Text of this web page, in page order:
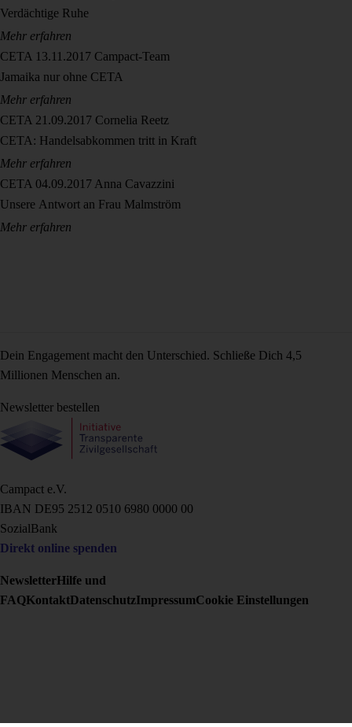
Verdächtige Ruhe
Mehr erfahren
CETA 13.11.2017 Campact-Team
Jamaika nur ohne CETA
Mehr erfahren
CETA 21.09.2017 Cornelia Reetz
CETA: Handelsabkommen tritt in Kraft
Mehr erfahren
CETA 04.09.2017 Anna Cavazzini
Unsere Antwort an Frau Malmström
Mehr erfahren
Dein Engagement macht den Unterschied. Schließe Dich 4,5
Millionen Menschen an.
Newsletter bestellen
Campact e.V.
IBAN DE95 2‍5‍1‍2 0‍5‍1‍0 6‍9‍8‍0 0‍0‍0‍0 0‍0
SozialBank
Direkt online spenden
NewsletterHilfe und
FAQKontaktDatenschutzImpressumCookie Einstellungen